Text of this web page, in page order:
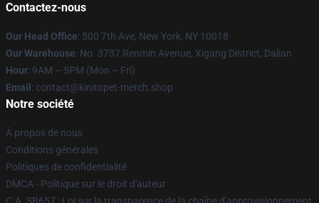
Contactez-nous
Our Head Office: 500 7th Ave, New York, NY 10018
Our Warehouse: No. 3737 Renmin Avenue, Xigang District, Dalian
Hour: 9AM – 5PM (Mon – Fri)
Email : contact@kinitopet-merch.shop
Notre société
À propos de nous
Conditions générales
Politiques de confidentialité
DMCA - Politique sur le droit d'auteur